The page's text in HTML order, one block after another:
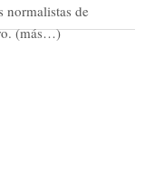
normalistas de
(más…)